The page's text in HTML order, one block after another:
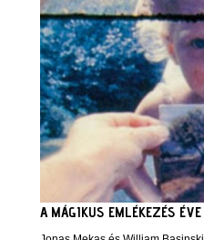
A MÁGIKUS EMLÉKEZÉS ÉVE